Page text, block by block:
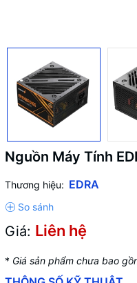
Nguồn Máy Tính
Thương hiệu: EDRA
Giá: Liên hệ
* Giá sản phẩm chưa bao